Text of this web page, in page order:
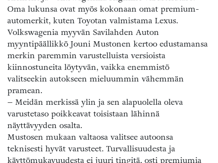
Oma lukunsa ovat myös kokonaan omat premium-
automerkit, kuten Toyotan valmistama Lexus.
Volkswagenia myyvän Savilahden Auton
myyntipäällikkö Jouni Mustonen kertoo edustamansa
merkin paremmin varustelluista versioista
kiinnostuneita löytyvän, vaikka enemmistö
valitseekin autokseen mieluummin vähemmän
pramean.
– Meidän merkissä ylin ja sen alapuolella oleva
varustetaso poikkeavat toisistaan lähinnä
näyttävyyden osalta.
Mustosen mukaan valtaosa valitsee autoonsa
teknisesti hyvät varusteet. Turvallisuudesta ja
käyttömukavuudesta ei juuri tingitä, osti premiumia